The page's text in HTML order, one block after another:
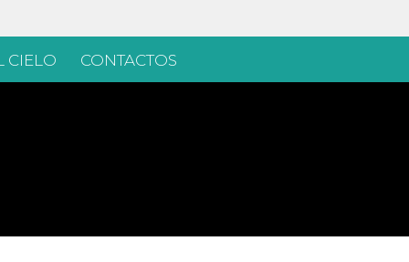
CIELO CONTACTOS